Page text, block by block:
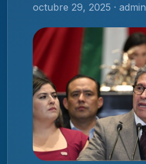
octubre 29, 2025 · admin